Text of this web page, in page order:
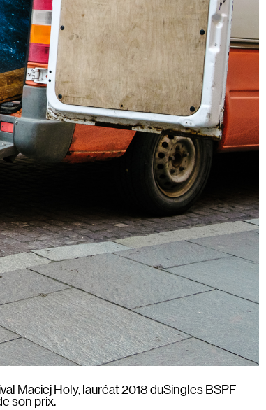
Maciej Holy, lauréat 2018 duSingles BSPF
son prix.